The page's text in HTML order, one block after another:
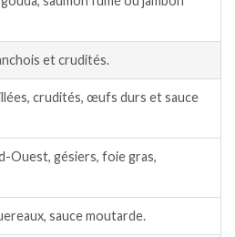
et crudités.
crudités, œufs durs et sauce
Ouest, gésiers, foie gras,
sauce moutarde.